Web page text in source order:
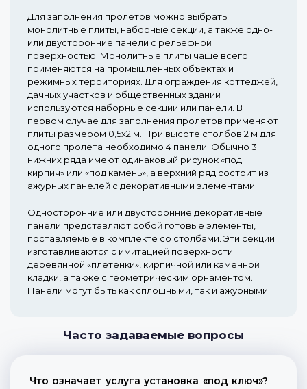
Для заполнения пролетов можно выбрать
монолитные плиты, наборные секции, а также одно-
или двусторонние панели с рельефной
поверхностью. Монолитные плиты чаще всего
применяются на промышленных объектах и
режимных территориях. Для ограждения коттеджей,
дачных участков и общественных зданий
используются наборные секции или панели. В
первом случае для заполнения пролетов применяют
плиты размером 0,5х2 м. При высоте столбов 2 м для
одного пролета необходимо 4 панели. Обычно 3
нижних ряда имеют одинаковый рисунок «под
кирпич» или «под камень», а верхний ряд состоит из
ажурных панелей с декоративными элементами.
Односторонние или двусторонние декоративные
панели представляют собой готовые элементы,
поставляемые в комплекте со столбами. Эти секции
изготавливаются с имитацией поверхности
деревянной «плетенки», кирпичной или каменной
кладки, а также с геометрическим орнаментом.
Панели могут быть как сплошными, так и ажурными.
Часто задаваемые вопросы
Что означает услуга установка «под ключ»?